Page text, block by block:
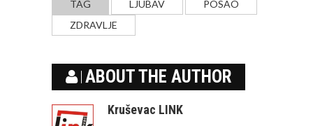
TAG LJUBAV
POSAO
ZDRAVLJE
ABOUT THE AUTHOR
Kruševac LINK